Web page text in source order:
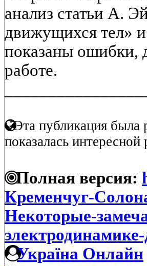
анализ статьи А.
движущихся тел»
показаны ошибки,
работе.
Эта публикация была
показалась интересной
Полная версия:
Кременчуг-
Некоторые-
Україна Онлайн